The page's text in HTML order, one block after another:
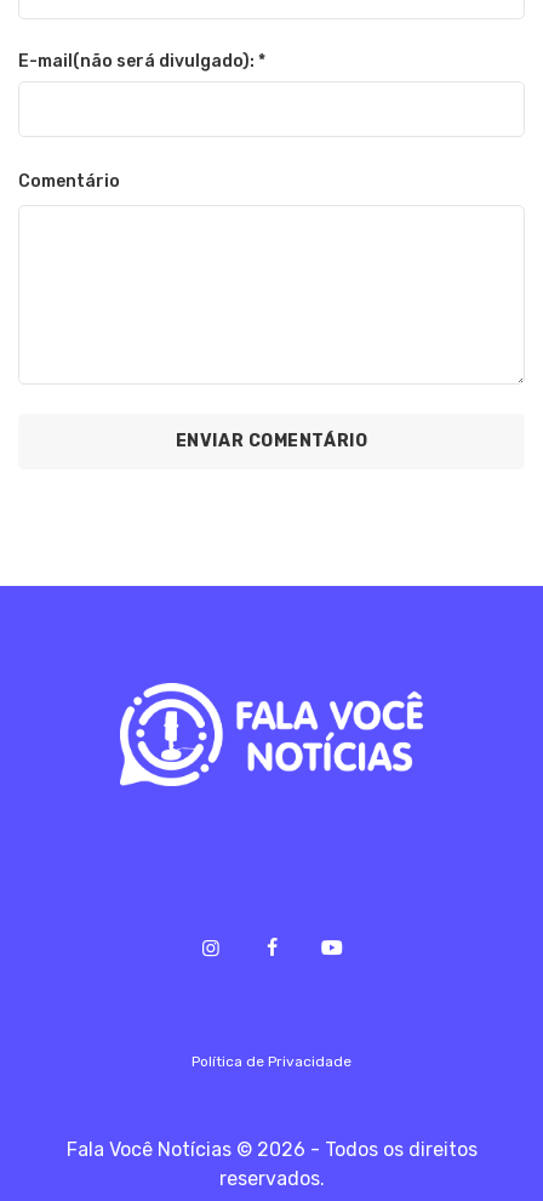
E-mail(não será divulgado): *
Comentário
Política de Privacidade
Fala Você Notícias © 2026 - Todos os direitos
reservados.